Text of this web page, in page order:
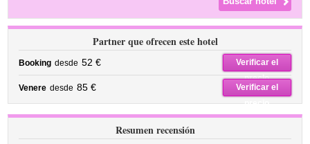
Partner que ofrecen este hotel
Booking desde 52 €
Verificar el
precio
Venere desde 85 €
Verificar el
precio
Resumen recensión